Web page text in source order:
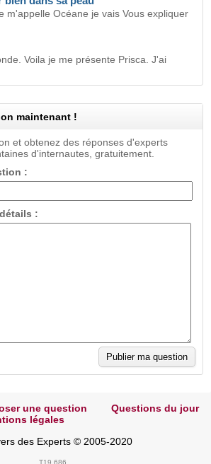
m'appelle Océane je vais Vous expliquer
Voila je me présente Prisca. J'ai
maintenant !
et obtenez des réponses d'experts
d'internautes, gratuitement.
:
:
une question
Questions du jour
légales
des Experts © 2005-2020
T19.686